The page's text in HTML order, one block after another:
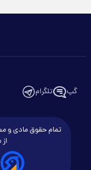
گپ تلگرام
تمام حقوق مادی و